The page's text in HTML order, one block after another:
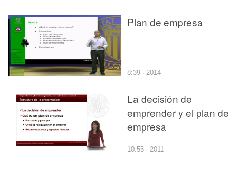
Plan de empresa
8:39 · 2014
La decisión de
emprender y el plan de
empresa
10:55 · 2011